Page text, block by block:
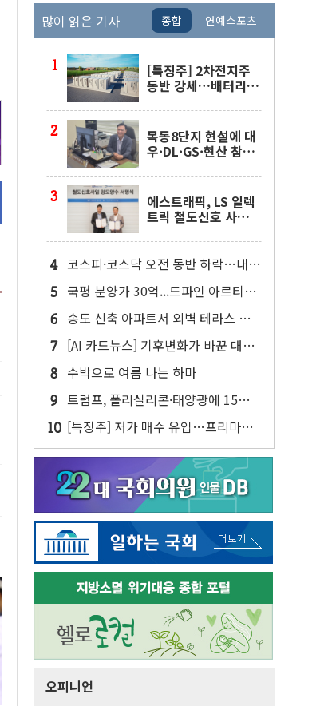
많이 읽은 기사 종합 연예스포츠
[특징주] 2차전지주
동반 강세…배터리3
목동8단지 현설에 대
우·DL·GS·현산 참
가' 조건
에스트래픽, LS 일렉
트릭 철도신호 사업
코스피·코스닥 오전 동반 하락…내
린 종목이 두 배 넘어
국평 분양가 30억...드파인 아르티아
15가구 '줍줍' 나왔다
송도 신축 아파트서 외벽 테라스 떨
어져…SK에코플랜트 "전수 조사"
[AI 카드뉴스] 기후변화가 바꾼 대한
민국 여름
수박으로 여름 나는 하마
트럼프, 폴리실리콘·태양광에 15%
관세…한국 등엔 '합산 상한' 적용
[특징주] 저가 매수 유입…프리마켓
대형주 소폭 반등
오피니언